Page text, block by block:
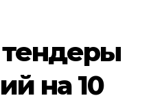
тендеры
на 10